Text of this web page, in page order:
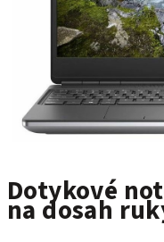
Dotykové
na dosah